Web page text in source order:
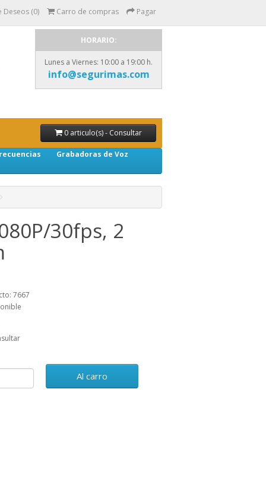
Deseos (0) Carro de compras Pagar
HORARIO:
Lunes a Viernes: 10:00 a 19:00 h.
info@segurimas.com
0 articulo(s) - Consultar
Grabadoras de Voz
30fps, 2
7667
Al carro